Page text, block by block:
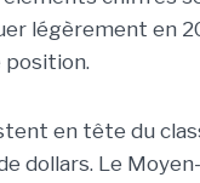
légèrement en
position.
en tête du
dollars. Le